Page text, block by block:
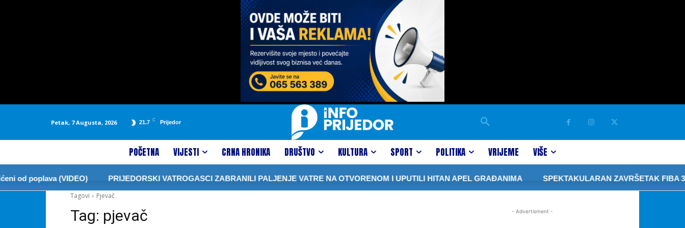
Petak, 7 Augusta, 2026 21.7 C Prijedor
POČETNA VIJESTI CRNA HRONIKA DRUŠTVO KULTURA SPORT POLITIKA VRIJEME VIŠE
od poplava (VIDEO) PRIJEDORSKI VATROGASCI ZABRANILI PALJENJE VATRE NA OTVORENOM I UPUTILI HITAN APEL GRAĐANIMA
SPEKTAKULARAN ZAVRŠETAK FIBA
Tagovi
Pjevač
Tag: pjevač - Advertisment -